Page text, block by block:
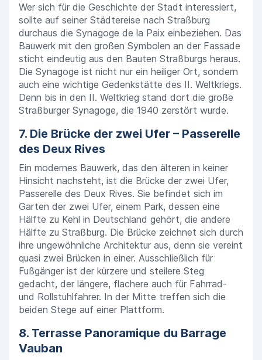
Wer sich für die Geschichte der Stadt interessiert,
sollte auf seiner Städtereise nach Straßburg
durchaus die Synagoge de la Paix einbeziehen. Das
Bauwerk mit den großen Symbolen an der Fassade
sticht eindeutig aus den Bauten Straßburgs heraus.
Die Synagoge ist nicht nur ein heiliger Ort, sondern
auch eine wichtige Gedenkstätte des II. Weltkriegs.
Denn bis in den II. Weltkrieg stand dort die große
Straßburger Synagoge, die 1940 zerstört wurde.
7. Die Brücke der zwei Ufer – Passerelle
des Deux Rives
Ein modernes Bauwerk, das den älteren in keiner
Hinsicht nachsteht, ist die Brücke der zwei Ufer,
Passerelle des Deux Rives. Sie befindet sich im
Garten der zwei Ufer, einem Park, dessen eine
Hälfte zu Kehl in Deutschland gehört, die andere
Hälfte zu Straßburg. Die Brücke zeichnet sich durch
ihre ungewöhnliche Architektur aus, denn sie vereint
quasi zwei Brücken in einer. Ausschließlich für
Fußgänger ist der kürzere und steilere Steg
gedacht, der längere, flachere auch für Fahrrad-
und Rollstuhlfahrer. In der Mitte treffen sich die
beiden Stege auf einer Plattform.
8. Terrasse Panoramique du Barrage
Vauban